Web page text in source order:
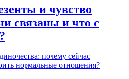
и чувство
связаны и что с